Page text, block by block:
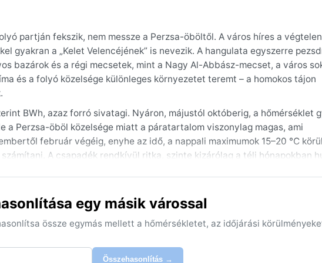
partján fekszik, nem messze a Perzsa-öböltől. A város híres a végtelen
gyakran a „Kelet Velencéjének” is nevezik. A hangulata egyszerre
bazárok és a régi mecsetek, mint a Nagy Al-Abbász-mecset, a város
és a folyó közelsége különleges környezetet teremt – a homokos tájon
BWh, azaz forró sivatagi. Nyáron, májustól októberig, a hőmérséklet
a Perzsa-öböl közelsége miatt a páratartalom viszonylag magas, ami
február végéig, enyhe az idő, a nappali maximumok 15–20 °C körül
A csapadék rendkívül ritka, szinte kizárólag a téli hónapokban
Baszra felfedezésére novembertől márciusig tart, amikor a
hőhullámok mellett a városra jellemző a shamal néven ismert
csökkentve a látótávolságot. Ritkán, de előfordulhat, hogy a téli
a környező területeken. Aki a csodálatos pálmaerdőket és a múlt
nyújtják a legjobb feltételeket.
egy másik várossal
össze egymás mellett a hőmérsékletet, az időjárási
Összehasonlítás →